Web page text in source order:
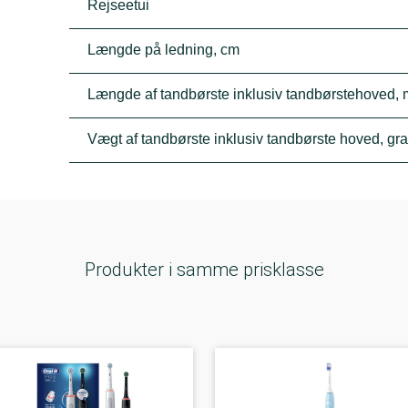
Rejseetui
Længde på ledning, cm
Længde af tandbørste inklusiv tandbørstehoved,
Vægt af tandbørste inklusiv tandbørste hoved,
Produkter i samme prisklasse